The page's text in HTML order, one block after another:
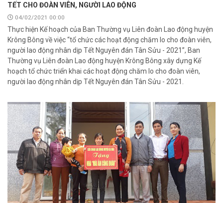
TẾT CHO ĐOÀN VIÊN, NGƯỜI LAO ĐỘNG
04/02/2021 00:00
Thực hiện Kế hoạch của Ban Thường vụ Liên đoàn Lao động huyện
Krông Bông về việc “tổ chức các hoạt động chăm lo cho đoàn viên,
người lao động nhân dịp Tết Nguyên đán Tân Sửu - 2021”, Ban
Thường vụ Liên đoàn Lao động huyện Krông Bông xây dựng Kế
hoạch tổ chức triển khai các hoạt động chăm lo cho đoàn viên,
người lao động nhân dịp Tết Nguyên đán Tân Sửu - 2021.